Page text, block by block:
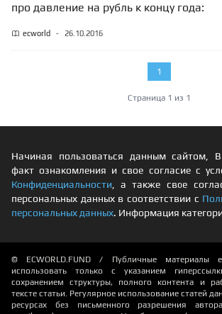
про давление на рубль к концу года:
ecworld - 26.10.2016
1
Страница 1 из 1
Начиная пользоваться данным сайтом,
факт ознакомления и свое согласие с
Конфиденциальности , а также свое
персональных данных в соответствии с
персональных данных. Информация
© ECWORLD.FUND / Публичные материалы
использовать только с указанием
сохранением структуры, полного контента и
тексте статьи. Регулярное использование статей
ресурсах без письменного разрешения